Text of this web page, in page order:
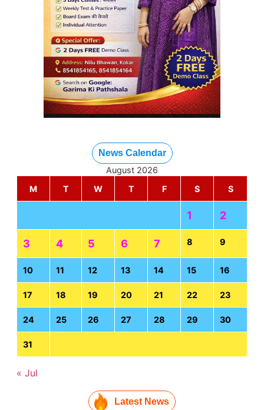
News Calendar
August 2026
M
T W T F S S
1 2
3 4 5 6 7 8 9
10 11 12 13 14 15 16
17 18 19 20 21 22 23
24 25 26 27 28 29 30
31
« Jul
Latest News